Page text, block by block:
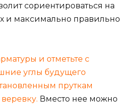
сориентироваться на
и максимально правильно
и отметьте с
углы будущего
пруткам
Вместо нее можно